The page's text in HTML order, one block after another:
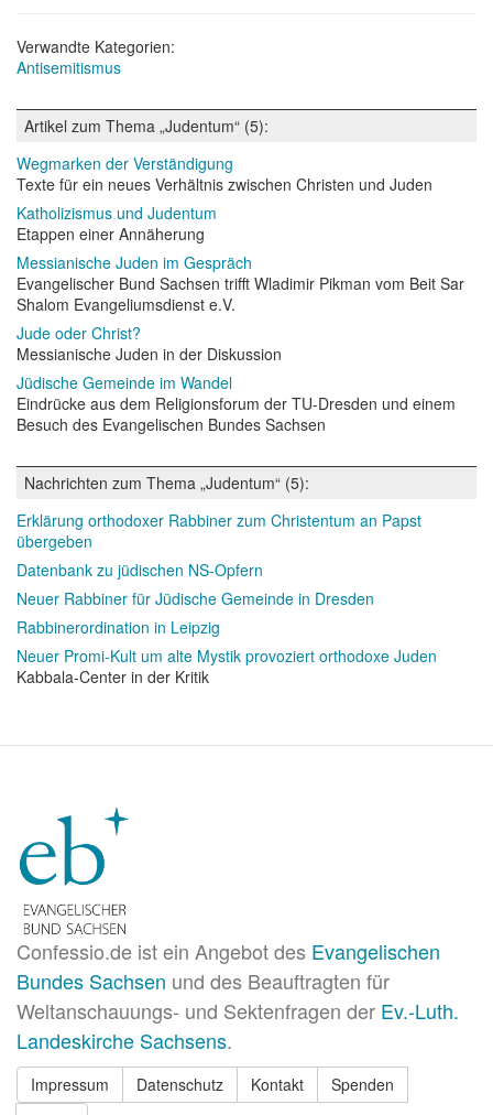
Verwandte Kategorien:
Antisemitismus
Artikel zum Thema „Judentum“ (5):
Wegmarken der Verständigung
Texte für ein neues Verhältnis zwischen Christen und Juden
Katholizismus und Judentum
Etappen einer Annäherung
Messianische Juden im Gespräch
Evangelischer Bund Sachsen trifft Wladimir Pikman vom Beit Sar
Shalom Evangeliumsdienst e.V.
Jude oder Christ?
Messianische Juden in der Diskussion
Jüdische Gemeinde im Wandel
Eindrücke aus dem Religionsforum der TU-Dresden und einem
Besuch des Evangelischen Bundes Sachsen
Nachrichten zum Thema „Judentum“ (5):
Erklärung orthodoxer Rabbiner zum Christentum an Papst
übergeben
Datenbank zu jüdischen NS-Opfern
Neuer Rabbiner für Jüdische Gemeinde in Dresden
Rabbinerordination in Leipzig
Neuer Promi-Kult um alte Mystik provoziert orthodoxe Juden
Kabbala-Center in der Kritik
Confessio.de ist ein Angebot des Evangelischen
Bundes Sachsen und des Beauftragten für
Weltanschauungs- und Sektenfragen der Ev.-Luth.
Landeskirche Sachsens.
Impressum Datenschutz Kontakt
Spenden